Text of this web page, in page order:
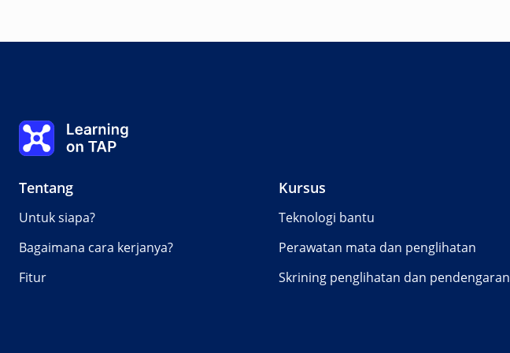
Learning on TAP Beranda
Tentang
Untuk siapa?
Bagaimana cara kerjanya?
Fitur
Kursus
Teknologi bantu
Perawatan mata dan penglihatan
Skrining penglihatan dan pendengaran